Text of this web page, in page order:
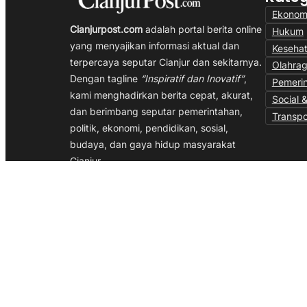
Cianjurpost.com adalah portal berita online
yang menyajikan informasi aktual dan
terpercaya seputar Cianjur dan sekitarnya.
Dengan tagline “Inspiratif dan Inovatif”,
kami menghadirkan berita cepat, akurat,
dan berimbang seputar pemerintahan,
politik, ekonomi, pendidikan, sosial,
budaya, dan gaya hidup masyarakat
Cianjur.
Hukum
Social